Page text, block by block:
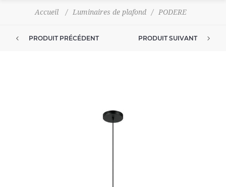
Accueil / Luminaires de plafond / PODERE
PRODUIT PRÉCÉDENT PRODUIT SUIVANT